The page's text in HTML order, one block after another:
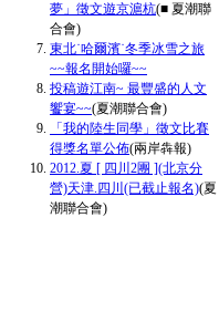
夢」徵文遊京滬杭(■ 夏潮聯
合會)
東北˙哈爾濱˙冬季冰雪之旅
~~報名開始囉~~
投稿遊江南~ 最豐盛的人文
饗宴~~(夏潮聯合會)
「我的陸生同學」徵文比賽
得獎名單公佈(兩岸犇報)
2012.夏 [ 四川2團 ](北京分
營)天津.四川(已截止報名)(夏
潮聯合會)